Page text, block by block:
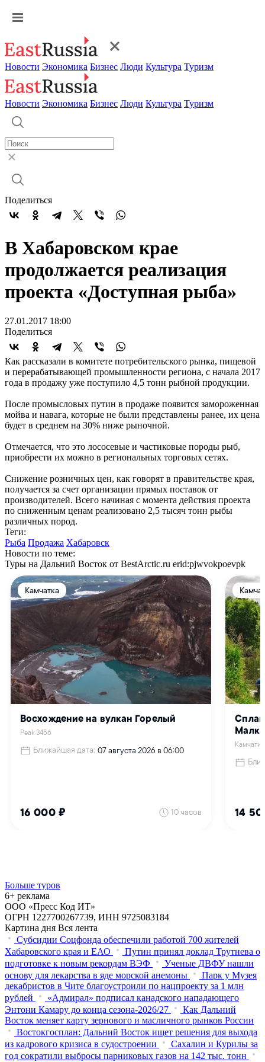
Новости Экономика Бизнес Люди Культура Туризм
Новости Экономика Бизнес Люди Культура Туризм
Поделиться
В Хабаровском крае
продолжается реализация
проекта «Доступная рыба»
27.01.2017 18:00
Поделиться
Как рассказали в комитете потребительского рынка, пищевой
и перерабатывающей промышленности региона, с начала 2017
года в продажу уже поступило 4,5 тонн рыбной продукции.
После промысловых путин в продаже появится замороженная
мойва и навага, которые не были представлены ранее, их цена
будет в среднем на 30% ниже рыночной.
Отмечается, что это лососевые и частиковые породы рыб,
приобрести их можно в региональных торговых сетях.
Снижение розничных цен, как говорят в правительстве края,
получается за счет организации прямых поставок от
производителей. Всего начиная с момента действия проекта
по сниженным ценам реализовано 2,5 тысяч тонн рыбы
различных пород.
Теги:
Рыба Продажа Хабаровск
Новости по теме:
Туры на Дальний Восток от BestArctic.ru erid:pjwvokpoevpk
Больше туров
6+ реклама
ООО «Пресс Код ИТ»
ОГРН 1227700267739, ИНН 9725083184
Картина дня Вся лента
Субсидии Соцфонда обеспечили работой 700 жителей
Хабаровского края и ЕАО
Путин принял доклад Трутнева о
подготовке к новым рекордам ВЭФ
Ученые ДВФУ нашли
основу для лекарства в яде морской анемоны
Парк у Музея
декабристов в Чите благоустроили по нацпроекту за 1 млн
рублей
«Адмирал» подписал канадского нападающего
Энтони Камару до конца сезона-2026/27
Как Дальний
Восток меняет карту зернового и масличного рынков России
Востокгосплан: Дальний Восток ищет решения для выхода
из кадрового кризиса в судостроении
Сахалин и Курилы за
год сократили выбросы парниковых газов на 142 тыс. тонн